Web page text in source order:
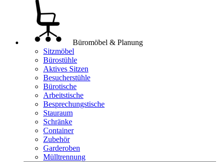
Büromöbel & Planung
Sitzmöbel
Bürostühle
Aktives Sitzen
Besucherstühle
Bürotische
Arbeitstische
Besprechungstische
Stauraum
Schränke
Container
Zubehör
Garderoben
Mülltrennung